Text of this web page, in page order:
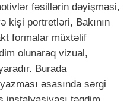
fəsillərin dəyişməsi,
kişi portretləri, Bakının
formalar müxtəlif
olunaraq vizual,
Burada
əsasında sərgi